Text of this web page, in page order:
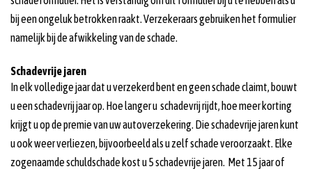
bij een ongeluk betrokken raakt. Verzekeraars gebruiken het formulier
namelijk bij de afwikkeling van de schade.
Schadevrije jaren
In elk volledige jaar dat u verzekerd bent en geen schade claimt, bouwt
u een schadevrij jaar op. Hoe langer u schadevrij rijdt, hoe meer korting
krijgt u op de premie van uw autoverzekering. Die schadevrije jaren kunt
u ook weer verliezen, bijvoorbeeld als u zelf schade veroorzaakt. Elke
zogenaamde schuldschade kost u 5 schadevrije jaren. Met 15 jaar of